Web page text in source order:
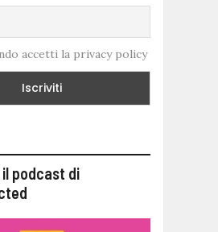
accetti la privacy policy
il podcast di